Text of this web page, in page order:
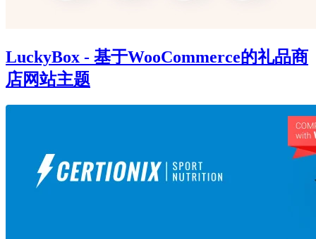
LuckyBox - 基于WooCommerce的礼品商
店网站主题